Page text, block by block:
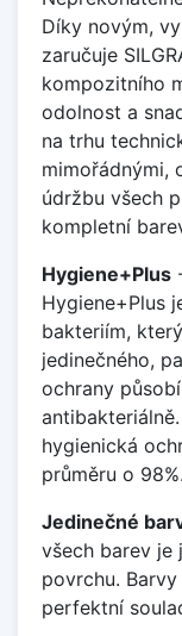
Díky novým,
zaručuje
kompozitního
odolnost a
na trhu
mimořádnými,
údržbu všech
kompletní
Hygiene+Plus
Hygiene+Plus
bakteriím,
jedinečného,
ochrany působí
hygienická
průměru o 98%.
Jedinečné
všech barev je
povrchu. Barvy
perfektní